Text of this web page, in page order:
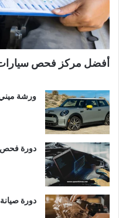
أفضل مركز فحص
ورشة
دورة فحص
دورة